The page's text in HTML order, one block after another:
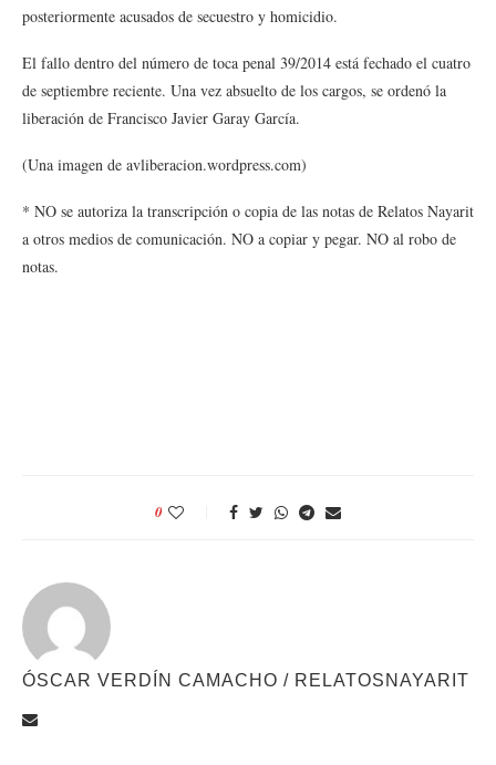
posteriormente acusados de secuestro y homicidio.
El fallo dentro del número de toca penal 39/2014 está fechado el cuatro
de septiembre reciente. Una vez absuelto de los cargos, se ordenó la
liberación de Francisco Javier Garay García.
(Una imagen de avliberacion.wordpress.com)
* NO se autoriza la transcripción o copia de las notas de Relatos Nayarit
a otros medios de comunicación. NO a copiar y pegar. NO al robo de
notas.
0
ÓSCAR VERDÍN CAMACHO / RELATOSNAYARIT